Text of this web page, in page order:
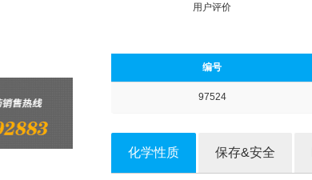
用户评价
编号
97524
化学性质 保存&安全